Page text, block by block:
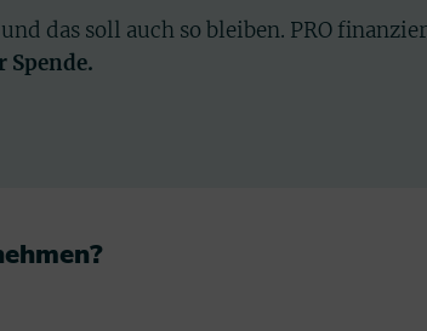
das soll auch so bleiben. PRO
Spende.